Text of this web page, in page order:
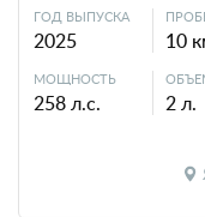
ГОД ВЫПУСКА
2025 10
МОЩНОСТЬ
258 л.с. 2 л.